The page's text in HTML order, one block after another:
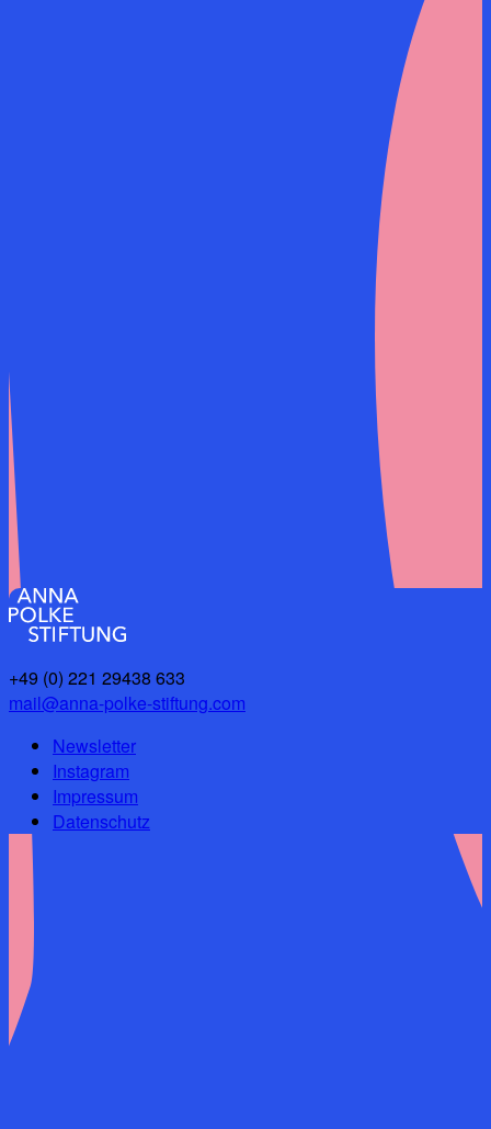
Newsletter
Instagram
Impressum
Datenschutz
+49 (0) 221 29438 633
mail@anna-polke-stiftung.com